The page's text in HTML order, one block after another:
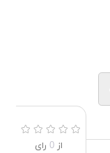
از 0 رای